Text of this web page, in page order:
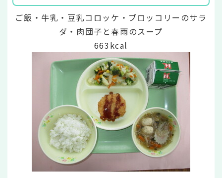
ご飯・牛乳・豆乳コロッケ・ブロッコリーのサラ
ダ・肉団子と春雨のスープ
663kcal